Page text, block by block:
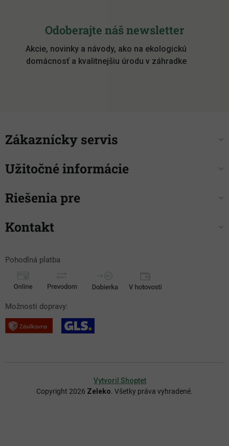
Odoberajte náš newsletter
Akcie, novinky a návody, ako na ekologickú
domácnosť a kvalitnejšiu úrodu v záhradke
Zákaznícky servis
Užitočné informácie
Riešenia pre
Kontakt
Pohodlná platba
Možnosti dopravy:
Vytvoril Shoptet
Copyright 2026 Zeleko. Všetky práva vyhradené.